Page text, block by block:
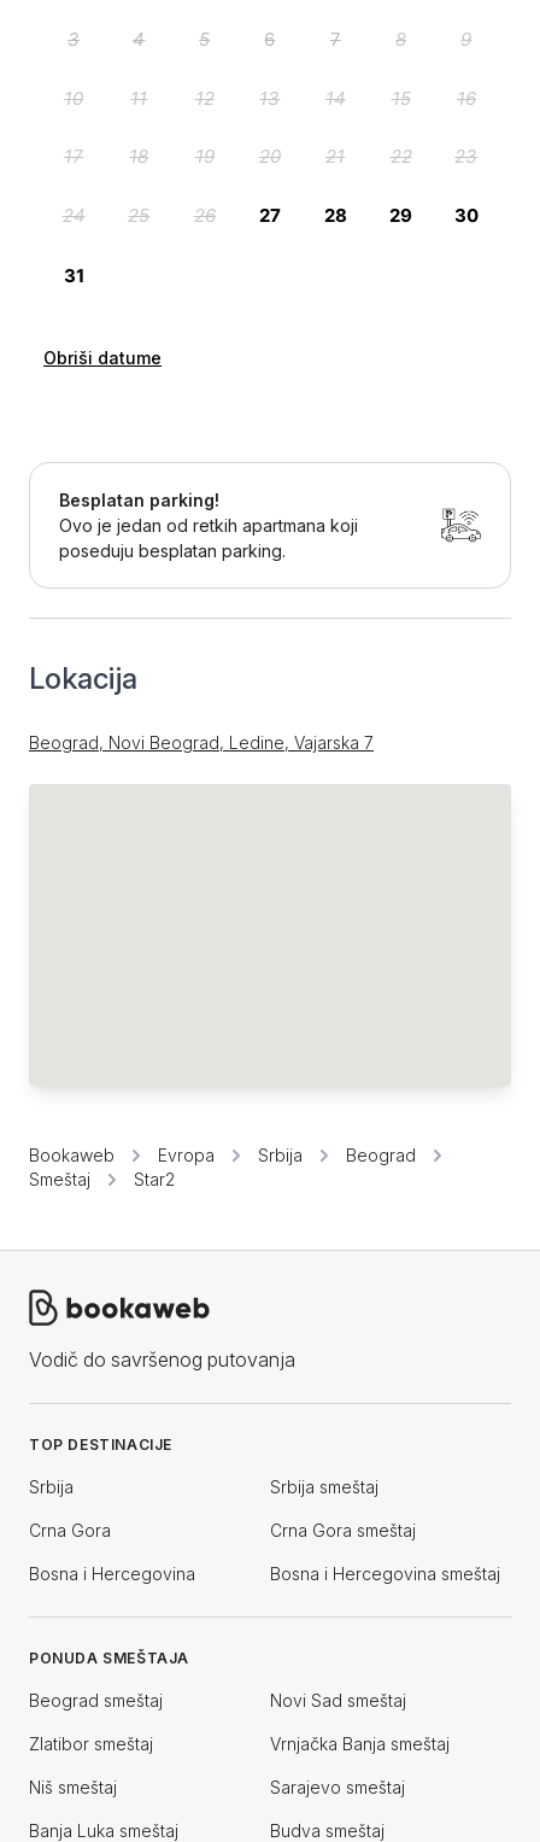
Obriši datume
Besplatan parking!
Ovo je jedan od retkih apartmana koji
poseduju besplatan parking.
Lokacija
Beograd, Novi Beograd, Ledine, Vajarska 7
Bookaweb Evropa Srbija
Beograd
Smeštaj
Star2
Vodič do savršenog putovanja
TOP DESTINACIJE
Srbija Srbija smeštaj
Crna Gora Crna Gora smeštaj
Bosna i Hercegovina Bosna i Hercegovina smeštaj
PONUDA SMEŠTAJA
Beograd smeštaj Novi Sad smeštaj
Zlatibor smeštaj Vrnjačka Banja smeštaj
Niš smeštaj Sarajevo smeštaj
Banja Luka smeštaj Budva smeštaj